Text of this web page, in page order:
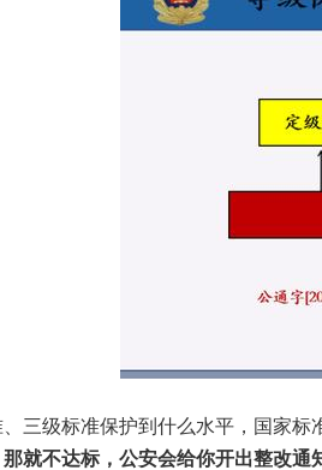
准、三级标准保护到什么水平，国
就不达标，公安会给你开出整改通